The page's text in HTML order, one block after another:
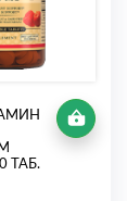
ТАБ.